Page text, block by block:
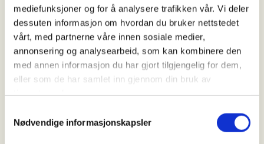
mediefunksjoner og for å analysere trafikken vår. Vi deler
dessuten informasjon om hvordan du bruker nettstedet
vårt, med partnerne våre innen sosiale medier,
annonsering og analysearbeid, som kan kombinere den
med annen informasjon du har gjort tilgjengelig for dem,
eller som de har samlet inn gjennom din bruk av
Nødvendige informasjonskapsler
Kl. 08:30 fra Ørje lysløype (Damholtveien)
Fremmøte:kl. 08:00 Dynjan, for transport til Ørje.
Varighet
7,5 timer, 24 km gange